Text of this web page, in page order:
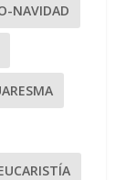
NAVIDAD